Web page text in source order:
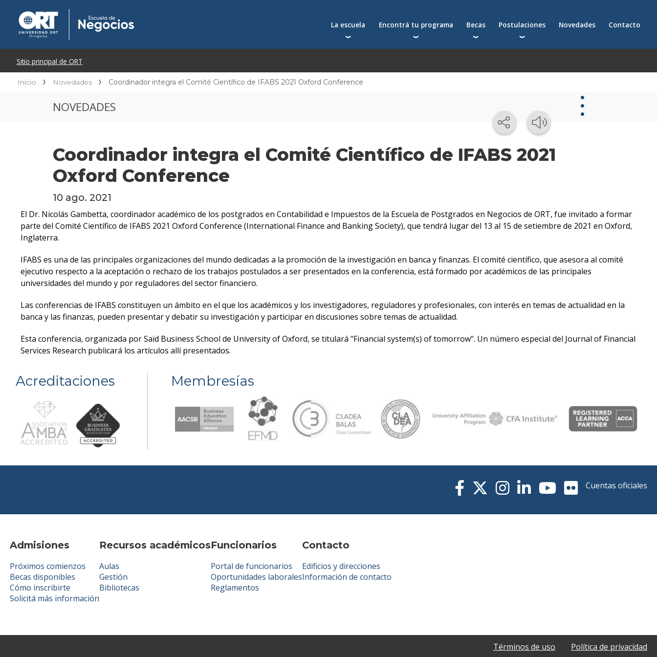
La escuela
Qué nos distingue
Autoridades
Centros y cátedras
Conferencias en YouTube
Encontrá tu programa
Postgrados
Becas
Becas para postgrados
Postulaciones
Cómo postularte a un postgrado
Novedades Contacto
Inicio Novedades Coordinador integra el Comité Científico de IFABS 2021 Oxford Conference
NOVEDADES
Coordinador integra el Comité Científico de IFABS 2021
Oxford Conference
Testimonios
eventos
negocios
10 ago. 2021
El Dr. Nicolás Gambetta, coordinador académico de los postgrados en Contabilidad e Impuestos de la Escuela de Postgrados en Negocios de ORT, fue invitado a formar
parte del Comité Científico de IFABS 2021 Oxford Conference (International Finance and Banking Society), que tendrá lugar del 13 al 15 de setiembre de 2021 en Oxford,
Inglaterra.
IFABS es una de las principales organizaciones del mundo dedicadas a la promoción de la investigación en banca y finanzas. El comité científico, que asesora al comité
ejecutivo respecto a la aceptación o rechazo de los trabajos postulados a ser presentados en la conferencia, está formado por académicos de las principales
universidades del mundo y por reguladores del sector financiero.
Las conferencias de IFABS constituyen un ámbito en el que los académicos y los investigadores, reguladores y profesionales, con interés en temas de actualidad en la
banca y las finanzas, pueden presentar y debatir su investigación y participar en discusiones sobre temas de actualidad.
Esta conferencia, organizada por Saïd Business School de University of Oxford, se titulará "Financial system(s) of tomorrow". Un número especial del Journal of Financial
Services Research publicará los artículos allí presentados.
Acreditaciones Membresías
Admisiones
Próximos comienzos
Becas disponibles
Cómo inscribirte
Solicitá más información
Recursos académicos
Aulas
Gestión
Bibliotecas
Funcionarios
Portal de funcionarios
Oportunidades laborales
Reglamentos
Contacto
Edificios y direcciones
Información de contacto
Cuentas oficiales
Términos de uso Política de privacidad